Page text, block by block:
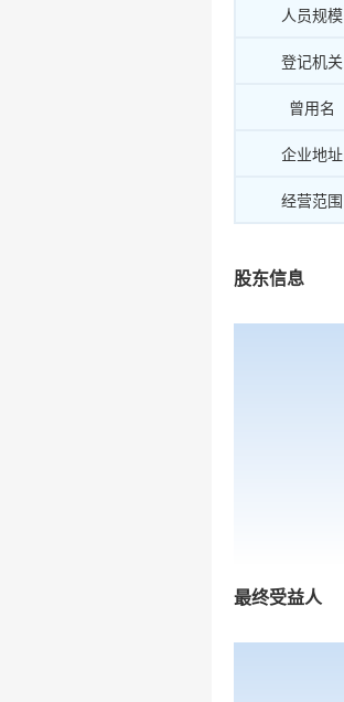
人员规模
登记机关
曾用名
企业地址
经营范围
股东信息
最终受益人